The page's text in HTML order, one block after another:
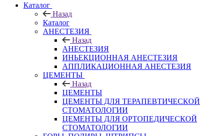
Каталог
Назад
Каталог
АНЕСТЕЗИЯ
Назад
АНЕСТЕЗИЯ
ИНЬЕКЦИОННАЯ АНЕСТЕЗИЯ
АППЛИКАЦИОННАЯ АНЕСТЕЗИЯ
ЦЕМЕНТЫ
Назад
ЦЕМЕНТЫ
ЦЕМЕНТЫ ДЛЯ ТЕРАПЕВТИЧЕСКОЙ
СТОМАТОЛОГИИ
ЦЕМЕНТЫ ДЛЯ ОРТОПЕДИЧЕСКОЙ
СТОМАТОЛОГИИ